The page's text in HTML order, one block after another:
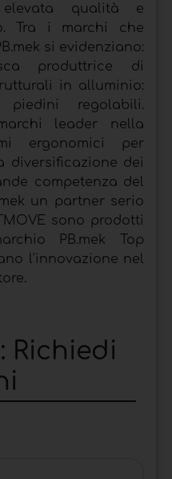
qualità e
Tra i marchi che
si evidenziano:
produttrice di
in alluminio:
regolabili.
leader nella
ergonomici per
diversificazione dei
competenza del
un partner serio
sono prodotti
PB.mek Top
l'innovazione nel
Richiedi